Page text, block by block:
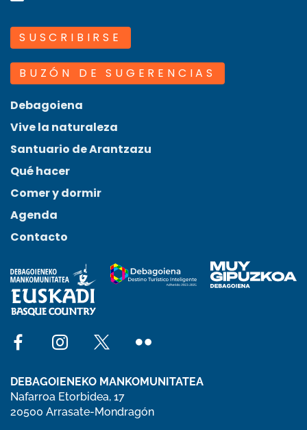
SUSCRIBIRSE
BUZÓN DE SUGERENCIAS
Debagoiena
Vive la naturaleza
Santuario de Arantzazu
Qué hacer
Comer y dormir
Agenda
Contacto
Social network facebook
Social network instagram
Social network x
Social network flickr
DEBAGOIENEKO MANKOMUNITATEA
Nafarroa Etorbidea, 17
20500 Arrasate-Mondragón